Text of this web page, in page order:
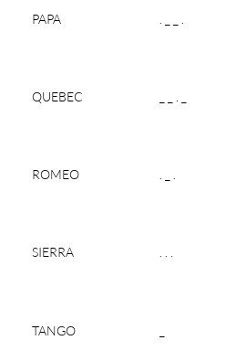
PAPA
QUEBEC
ROMEO
SIERRA
TANGO